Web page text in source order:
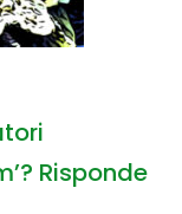
Risponde